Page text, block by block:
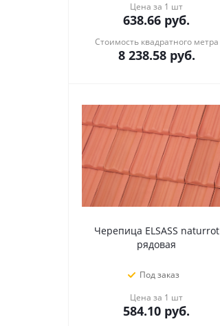
Цена за 1 шт
638.66 руб.
Стоимость квадратного метра
8 238.58руб.
Черепица ELSASS naturrot
рядовая
Под заказ
Цена за 1 шт
584.10 руб.